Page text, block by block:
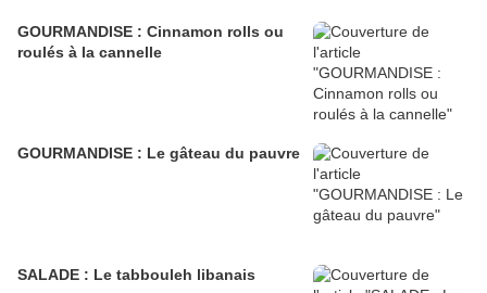
GOURMANDISE : Cinnamon rolls ou
roulés à la cannelle
GOURMANDISE : Le gâteau du pauvre
SALADE : Le tabbouleh libanais